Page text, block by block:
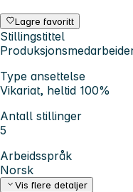
Lagre favoritt
Stillingstittel
Type ansettelse
Vikariat, heltid 100%
Antall stillinger
5
Arbeidsspråk
Norsk
Vis flere detaljer